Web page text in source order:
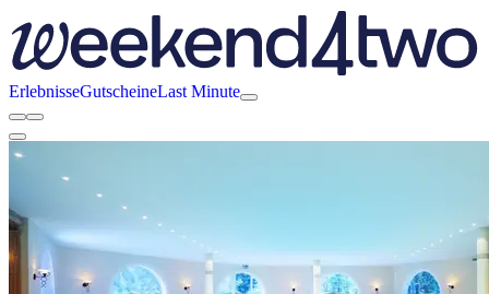
ErlebnisseGutscheineLast Minute